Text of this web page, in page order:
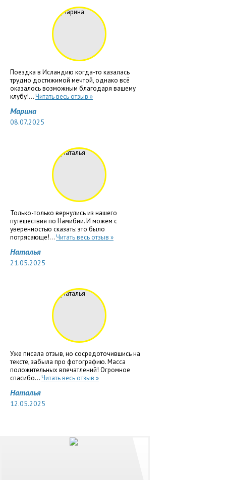
Поездка в Исландию когда-то казалась
трудно достижимой мечтой, однако всё
оказалось возможным благодаря вашему
клубу!...Читать весь отзыв »
Марина
08.07.2025
Только-только вернулись из нашего
путешествия по Намибии. И можем с
уверенностью сказать: это было
потрясающе!...Читать весь отзыв »
Наталья
21.05.2025
Уже писала отзыв, но сосредоточившись на
тексте, забыла про фотографию. Масса
положительных впечатлений! Огромное
спасибо...Читать весь отзыв »
Наталья
12.05.2025